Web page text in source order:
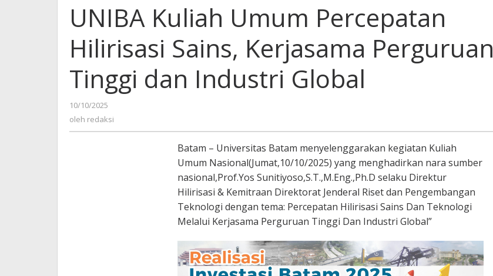
Sains,
Kerjasama
Perguruan
Tinggi
Industri
Global
UNIBA Kuliah Umum Percepatan
Hilirisasi Sains, Kerjasama Perguruan
Tinggi dan Industri Global
10/10/2025
redaksi
oleh redaksi
Batam – Universitas Batam menyelenggarakan kegiatan Kuliah
Umum Nasional(Jumat,10/10/2025) yang menghadirkan nara sumber
nasional,Prof.Yos Sunitiyoso,S.T.,M.Eng.,Ph.D selaku Direktur
Hilirisasi & Kemitraan Direktorat Jenderal Riset dan Pengembangan
Teknologi dengan tema: Percepatan Hilirisasi Sains Dan Teknologi
Melalui Kerjasama Perguruan Tinggi Dan Industri Global”